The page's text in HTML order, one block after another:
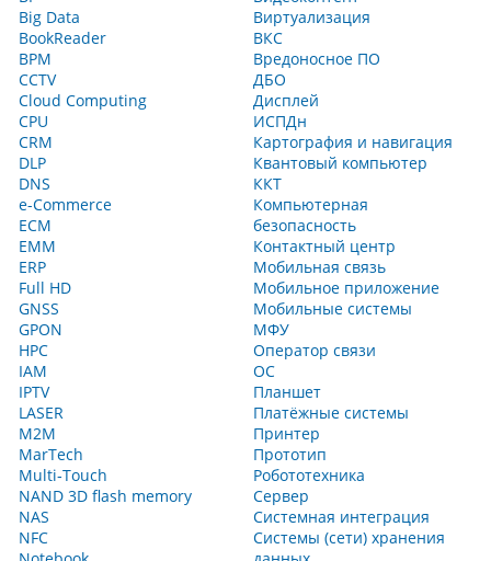
Big Data
BookReader
BPM
CCTV
Cloud Computing
CPU
CRM
DLP
DNS
e-Commerce
ECM
EMM
ERP
Full HD
GNSS
GPON
HPC
IAM
IPTV
LASER
M2M
MarTech
Multi‑Touch
NAND 3D flash memory
NAS
NFC
Виртуализация
ВКС
Вредоносное ПО
ДБО
Дисплей
ИСПДн
Картография и навигация
Квантовый компьютер
ККТ
Компьютерная
безопасность
Контактный центр
Мобильная связь
Мобильное приложение
Мобильные системы
МФУ
Оператор связи
ОС
Планшет
Платёжные системы
Принтер
Прототип
Робототехника
Сервер
Системная интеграция
Системы (сети) хранения